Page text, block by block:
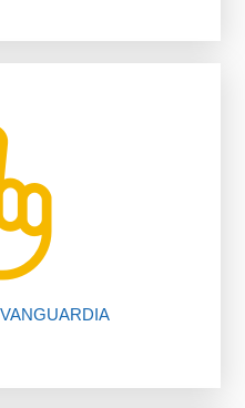
y dinero gracias a
compruébalo.